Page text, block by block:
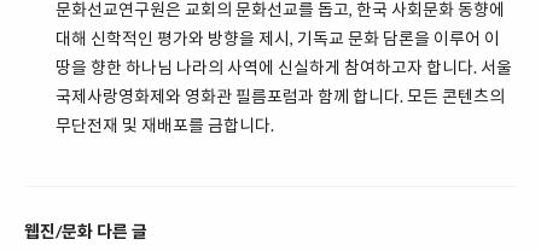
문화선교연구원은 교회의 문화선교를 돕고, 한국 사회문화 동향에
대해 신학적인 평가와 방향을 제시, 기독교 문화 담론을 이루어 이
땅을 향한 하나님 나라의 사역에 신실하게 참여하고자 합니다. 서울
국제사랑영화제와 영화관 필름포럼과 함께 합니다. 모든 콘텐츠의
무단전재 및 재배포를 금합니다.
웹진/문화 다른 글